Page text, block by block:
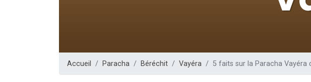
3 personnes viennent de nous rejoindre
Accueil Paracha Béréchit Vayéra 5 faits sur la Paracha